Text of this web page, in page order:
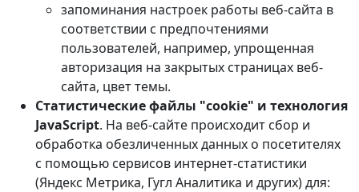
запоминания настроек работы веб-сайта в
соответствии с предпочтениями
пользователей, например, упрощенная
авторизация на закрытых страницах веб-
сайта, цвет темы.
Статистические файлы "cookie" и технология
JavaScript. На веб-сайте происходит сбор и
обработка обезличенных данных о посетителях
с помощью сервисов интернет-статистики
(Яндекс Метрика, Гугл Аналитика и других) для: